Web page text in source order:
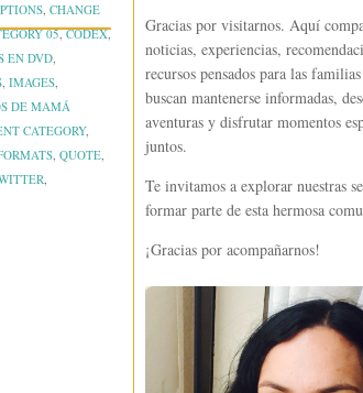
, CHANGE
05,CODEX,
EN DVD,
, IMAGES,
DE MAMÁ
CATEGORY,
, QUOTE,
,
Gracias por visitarnos. Aquí
noticias, experiencias,
recursos pensados para las
buscan mantenerse informadas,
aventuras y disfrutar momentos
juntos.
Te invitamos a explorar nuestras
formar parte de esta hermosa
¡Gracias por acompañarnos!